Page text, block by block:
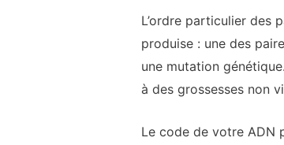
L’ordre particulier des
produise : une des
une mutation
à des grossesses non
Le code de votre ADN